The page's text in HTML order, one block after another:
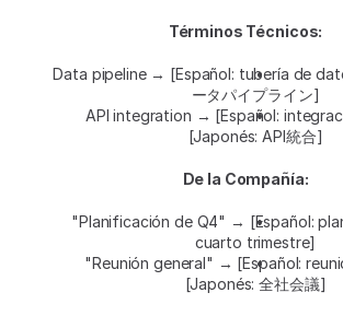
Términos Técnicos:
Data pipeline → [Español: tubería de
ータパイプライン]
API integration → [Español:
[Japonés: API統合]
De la Compañía:
"Planificación de Q4" → [Español:
cuarto trimestre]
"Reunión general" → [Español:
[Japonés: 全社会議]